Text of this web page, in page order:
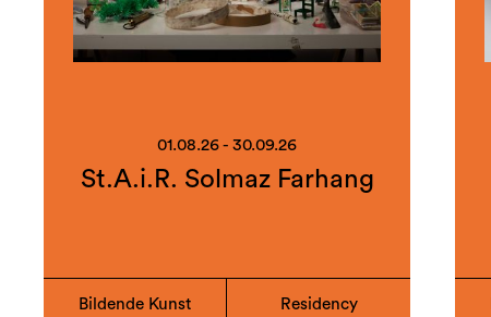
01.08.26 - 30.09.26
St.A.i.R. Solmaz Farhang
Bildende Kunst Residency